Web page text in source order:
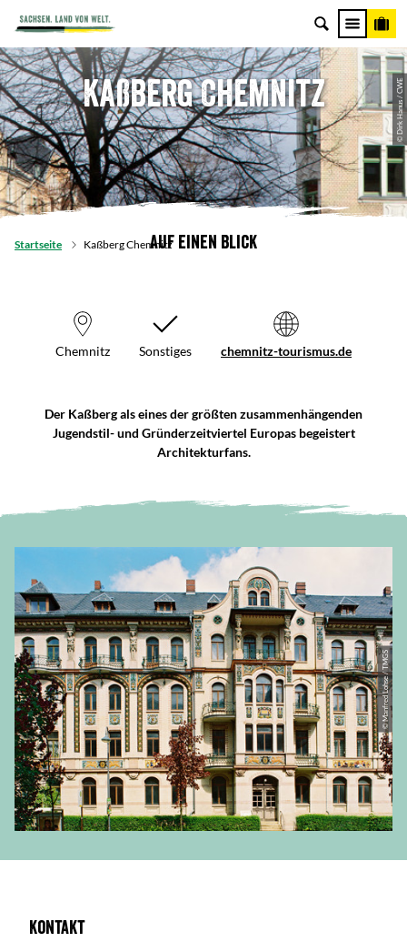
© Dirk Hanus / CWE
Kaßberg Chemnitz
Startseite Kaßberg ChemnitzAuf einen Blick
Chemnitz Sonstiges chemnitz-tourismus.de
Der Kaßberg als eines der größten zusammenhängenden
Jugendstil- und Gründerzeitviertel Europas begeistert
Architekturfans.
© Manfred Lohse / TMGS
Kontakt